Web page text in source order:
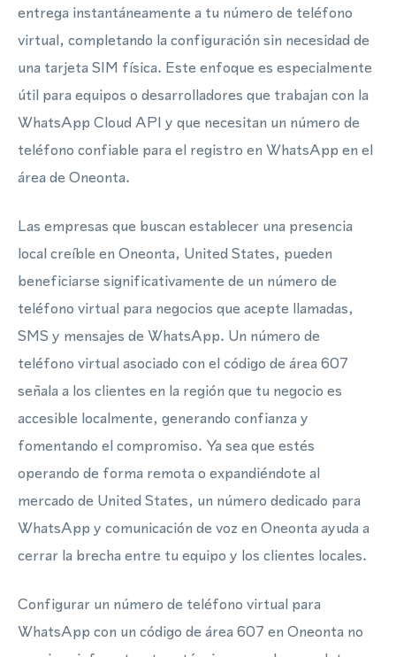
entrega instantáneamente a tu número de teléfono
virtual, completando la configuración sin necesidad de
una tarjeta SIM física. Este enfoque es especialmente
útil para equipos o desarrolladores que trabajan con la
WhatsApp Cloud API y que necesitan un número de
teléfono confiable para el registro en WhatsApp en el
área de Oneonta.
Las empresas que buscan establecer una presencia
local creíble en Oneonta, United States, pueden
beneficiarse significativamente de un número de
teléfono virtual para negocios que acepte llamadas,
SMS y mensajes de WhatsApp. Un número de
teléfono virtual asociado con el código de área 607
señala a los clientes en la región que tu negocio es
accesible localmente, generando confianza y
fomentando el compromiso. Ya sea que estés
operando de forma remota o expandiéndote al
mercado de United States, un número dedicado para
WhatsApp y comunicación de voz en Oneonta ayuda a
cerrar la brecha entre tu equipo y los clientes locales.
Configurar un número de teléfono virtual para
WhatsApp con un código de área 607 en Oneonta no